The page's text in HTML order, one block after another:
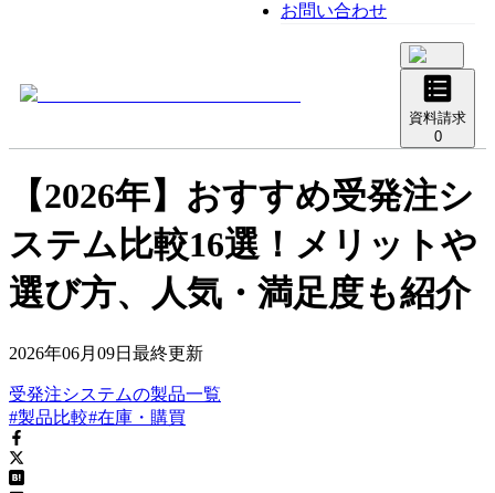
お問い合わせ
資料請求
0
【2026年】おすすめ受発注シ
ステム比較16選！メリットや
選び方、人気・満足度も紹介
2026年06月09日 最終更新
受発注システムの製品一覧
#製品比較#在庫・購買